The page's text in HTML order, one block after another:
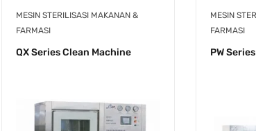
MESIN STERILISASI MAKANAN &
FARMASI
QX Series Clean Machine
MESIN
FARMASI
PW